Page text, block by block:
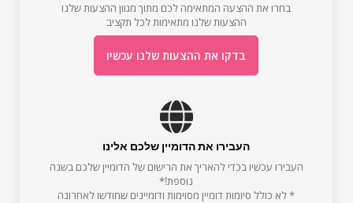
בחרו את ההצעה המתאימה לכם מתוך מגוון ההצעות שלנו
ההצעות שלנו מתאימות לכל תקציב
בדקו את ההצעות שלנו עכשיו
העבירו את הדומיין שלכם אלינו
העבירו עכשיו בכדי להאריך את הרישום של הדומיין שלכם בשנה
נוספת!*
* לא כולל סיומות דומיין מסוימות ודומיינים שחודשו לאחרונה